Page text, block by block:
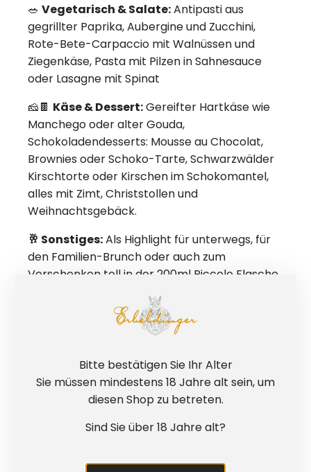
🥗 Vegetarisch & Salate:Antipasti aus
gegrillter Paprika, Aubergine und Zucchini,
Rote-Bete-Carpaccio mit Walnüssen und
Ziegenkäse, Pasta mit Pilzen in Sahnesauce
oder Lasagne mit Spinat
🧀🍫 Käse & Dessert:Gereifter Hartkäse wie
Manchego oder alter Gouda,
Schokoladendesserts: Mousse au Chocolat,
Brownies oder Schoko-Tarte, Schwarzwälder
Kirschtorte oder Kirschen im Schokomantel,
alles mit Zimt, Christstollen und
Weihnachtsgebäck.
🥂 Sonstiges:Als Highlight für unterwegs, für
den Familien-Brunch oder auch zum
Verschenken toll in der 200ml Piccolo Flasche
HERKUNFT & HANDWERK
Dieser Sekt stammt aus unserem Weingut
Familie Erbeldinger in Rheinhessen. Wir lesen
die Trauben für diesen Sekt etwas früher und
Trauben werden für diesen Sekt verwendet.
Bitte bestätigen Sie Ihr Alter
Sie müssen mindestens 18 Jahre alt sein, um
diesen Shop zu betreten.
Sind Sie über 18 Jahre alt?